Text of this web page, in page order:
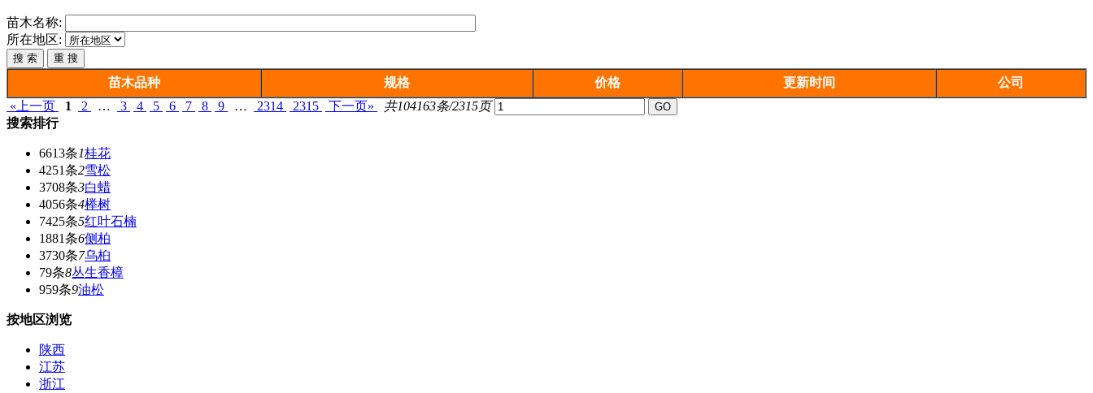
苗木名称:
所在地区:
苗木品种 规格 价格 更新时间
公司
«上一页
1 2 … 3 4 5 6 7 8 9 … 2314 2315 下一页»
共104163条/2315页
搜索排行
6613条1桂花
4251条2雪松
3708条3白蜡
4056条4榉树
7425条5红叶石楠
1881条6侧柏
3730条7乌桕
79条8丛生香樟
959条9油松
按地区浏览
陕西
江苏
浙江